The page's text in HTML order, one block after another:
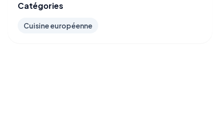
Catégories
Cuisine européenne